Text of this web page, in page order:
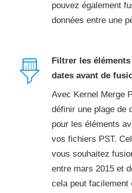
pouvez également
données entre une
Filtrer les
dates avant de
Avec Kernel Merge
définir une plage de
pour les éléments
vos fichiers PST.
vous souhaitez
entre mars 2015 et
cela peut facilement